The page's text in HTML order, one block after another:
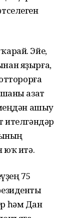
Эйе,
яҙырға,
азат
ашыу
ителгәндәр
юҡ итә.
75
һәм Дан